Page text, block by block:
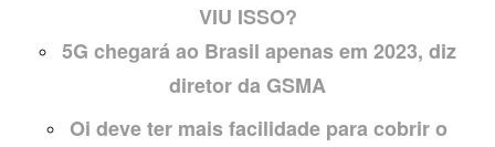
VIU ISSO?
5G chegará ao Brasil apenas em 2023, diz
diretor da GSMA
Oi deve ter mais facilidade para cobrir o